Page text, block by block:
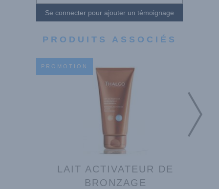
Se connecter pour ajouter un témoignage
PRODUITS ASSOCIÉS
PROMOTION
LAIT ACTIVATEUR DE
BRONZAGE